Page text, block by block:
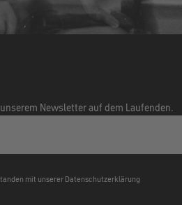
Newsletter auf dem Laufenden.
mit unserer Datenschutzerklärung